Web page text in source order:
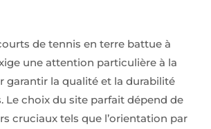
de tennis en terre battue à
une attention particulière à la
garantir la qualité et la durabilité
Le choix du site parfait dépend de
cruciaux tels que l’orientation par